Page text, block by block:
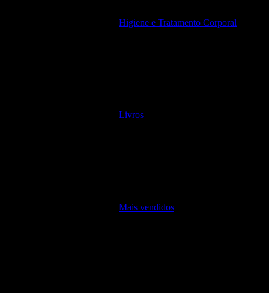
Higiene e Tratamento Corporal
Livros
Mais vendidos